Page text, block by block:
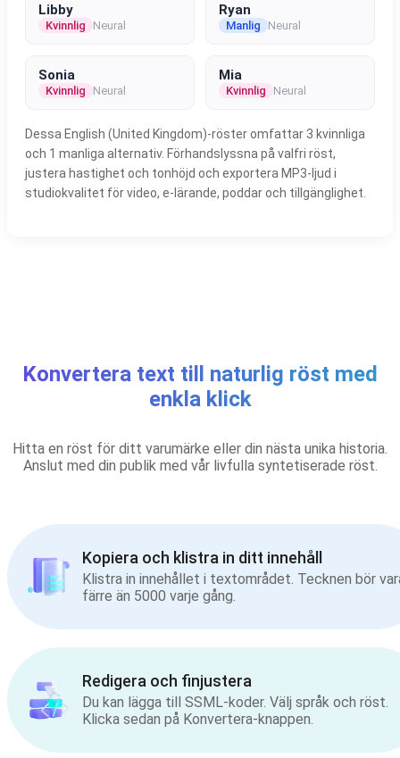
Libby
Kvinnlig Neural
Ryan
Manlig Neural
Sonia
Kvinnlig Neural
Mia
Kvinnlig Neural
Dessa English (United Kingdom)-röster omfattar 3 kvinnliga
och 1 manliga alternativ. Förhandslyssna på valfri röst,
justera hastighet och tonhöjd och exportera MP3-ljud i
studiokvalitet för video, e-lärande, poddar och tillgänglighet.
Konvertera text till naturlig röst med
enkla klick
Hitta en röst för ditt varumärke eller din nästa unika historia.
Anslut med din publik med vår livfulla syntetiserade röst.
Kopiera och klistra in ditt innehåll
Klistra in innehållet i textområdet. Tecknen bör
färre än 5000 varje gång.
Redigera och finjustera
Du kan lägga till SSML-koder. Välj språk och röst.
Klicka sedan på Konvertera-knappen.